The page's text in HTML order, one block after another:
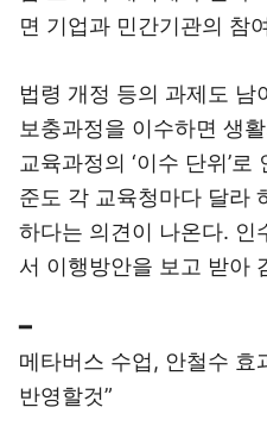
면 기업과 민간기관의 참
법령 개정 등의 과제도 남
보충과정을 이수하면 생
교육과정의 ‘이수 단위’
준도 각 교육청마다 달라
하다는 의견이 나온다. 인
서 이행방안을 보고 받아
━
메타버스 수업, 안철수
반영할것”